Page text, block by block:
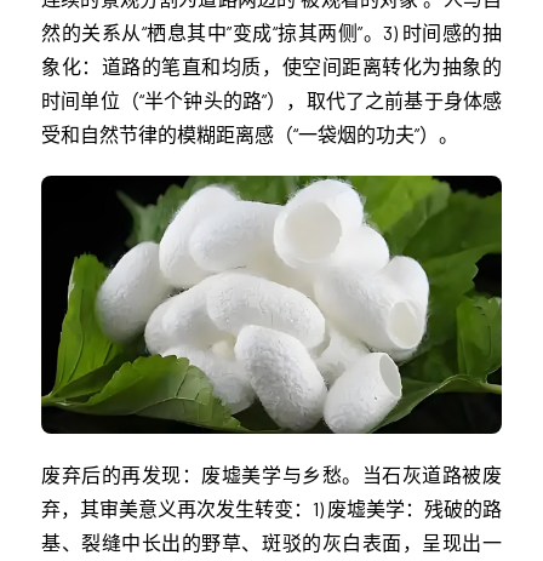
然的关系从“栖息其中”变成“掠其两侧”。3) 时间感的抽
象化：道路的笔直和均质，使空间距离转化为抽象的
时间单位（“半个钟头的路”），取代了之前基于身体感
受和自然节律的模糊距离感（“一袋烟的功夫”）。
废弃后的再发现：废墟美学与乡愁。当石灰道路被废
弃，其审美意义再次发生转变：1) 废墟美学：残破的路
基、裂缝中长出的野草、斑驳的灰白表面，呈现出一